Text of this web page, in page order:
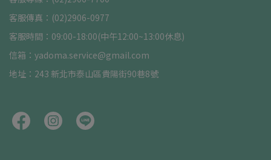
客服傳真：(02)2906-0977
客服時間：09:00-18:00(中午12:00~13:00休息)
信箱：yadoma.service@gmail.com
地址：243 新北市泰山區貴陽街90巷8號